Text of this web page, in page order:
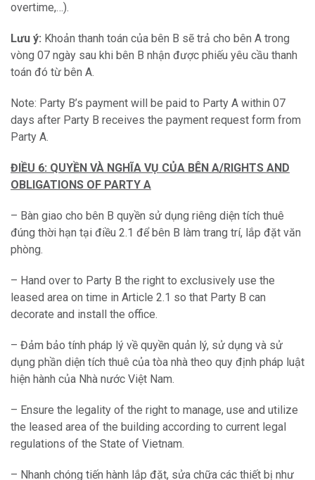
overtime,…).
Lưu ý: Khoản thanh toán của bên B sẽ trả cho bên A trong
vòng 07 ngày sau khi bên B nhận được phiếu yêu cầu thanh
toán đó từ bên A.
Note: Party B’s payment will be paid to Party A within 07
days after Party B receives the payment request form from
Party A.
ĐIỀU 6: QUYỀN VÀ NGHĨA VỤ CỦA BÊN A/RIGHTS AND
OBLIGATIONS OF PARTY A
– Bàn giao cho bên B quyền sử dụng riêng diện tích thuê
đúng thời hạn tại điều 2.1 để bên B làm trang trí, lắp đặt văn
phòng.
– Hand over to Party B the right to exclusively use the
leased area on time in Article 2.1 so that Party B can
decorate and install the office.
– Đảm bảo tính pháp lý về quyền quản lý, sử dụng và sử
dụng phần diện tích thuê của tòa nhà theo quy định pháp luật
hiện hành của Nhà nước Việt Nam.
– Ensure the legality of the right to manage, use and utilize
the leased area of the building according to current legal
regulations of the State of Vietnam.
– Nhanh chóng tiến hành lắp đặt, sửa chữa các thiết bị như